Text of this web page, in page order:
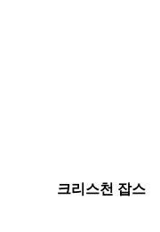
크리스천 잡스